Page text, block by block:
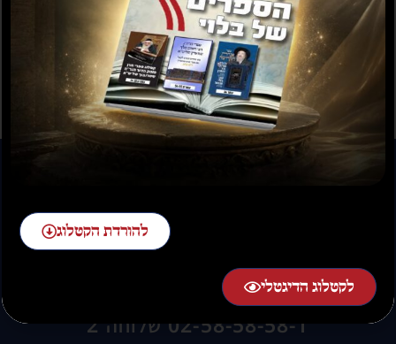
תשועה ברוב יועץ
₪35.00 ₪15.00
תשובה מאת הרב ראובן
לויכטר שליטא
20.00 – ₪30.00
להזמנות חייגו:
02-58-58-58-1 שלוחה 2
להורדת הקטלוג
לקטלוג הדיגטלי